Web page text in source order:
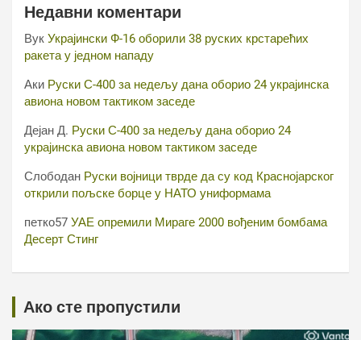
Недавни коментари
Вук Украјински Ф-16 оборили 38 руских крстарећих
ракета у једном нападу
Аки Руски С-400 за недељу дана оборио 24 украјинска
авиона новом тактиком заседе
Дејан Д. Руски С-400 за недељу дана оборио 24
украјинска авиона новом тактиком заседе
Слободан Руски војници тврде да су код Краснојарског
открили пољске борце у НАТО униформама
петко57 УАЕ опремили Мираге 2000 вођеним бомбама
Десерт Стинг
Ако сте пропустили